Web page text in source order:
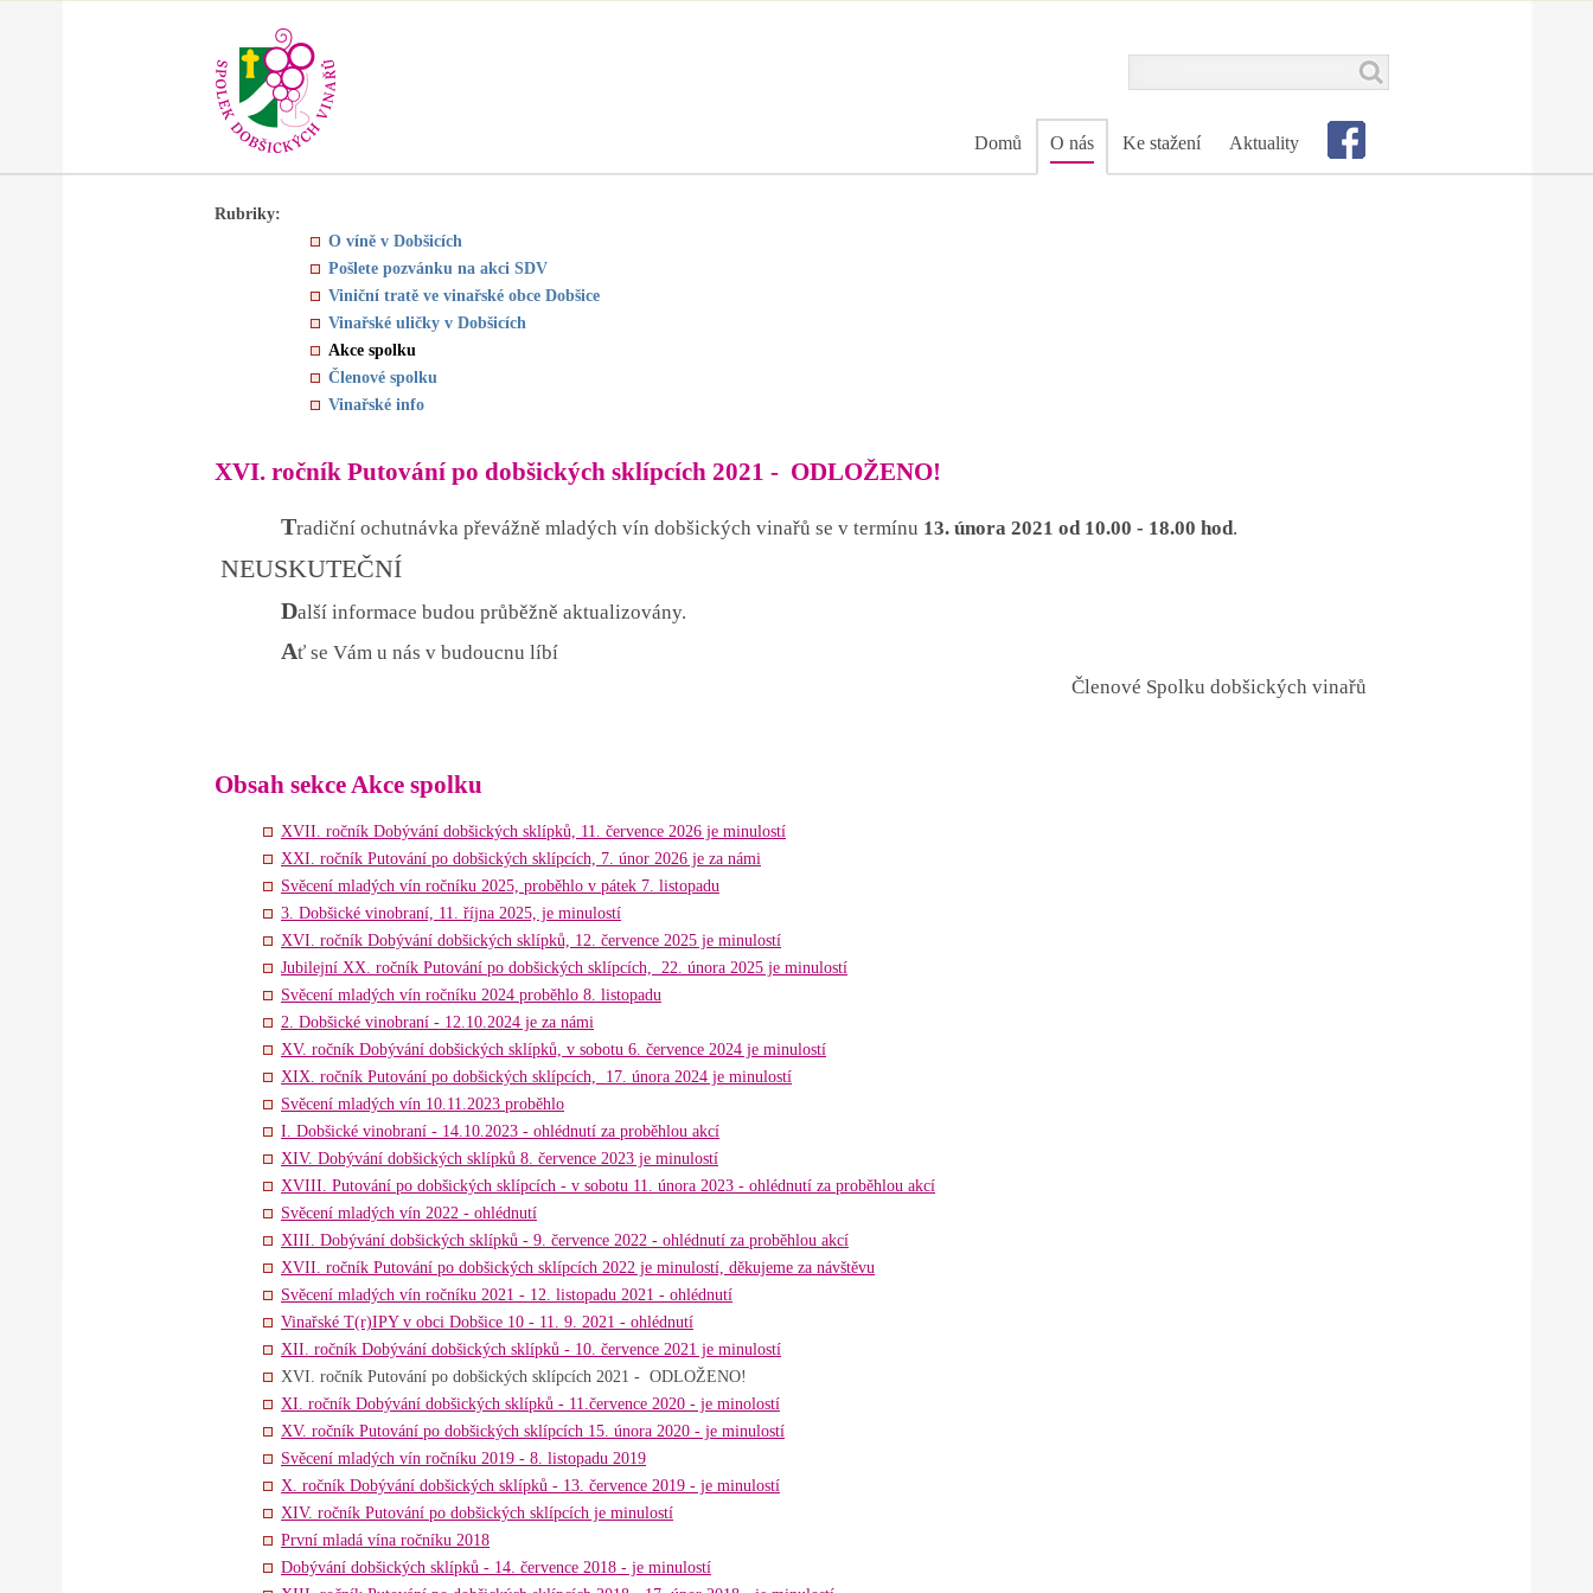
Domů O nás Ke stažení Aktuality
Rubriky:
O víně v Dobšicích
Pošlete pozvánku na akci SDV
Viniční tratě ve vinařské obce Dobšice
Vinařské uličky v Dobšicích
Akce spolku
Členové spolku
Vinařské info
XVI. ročník Putování po dobšických sklípcích 2021 - ODLOŽENO!
Tradiční ochutnávka převážně mladých vín dobšických vinařů se v termínu 13. února 2021 od 10.00 - 18.00 hod.
NEUSKUTEČNÍ
Další informace budou průběžně aktualizovány.
Ať se Vám u nás v budoucnu líbí
Členové Spolku dobšických vinařů
Obsah sekce Akce spolku
XVII. ročník Dobývání dobšických sklípků, 11. července 2026 je minulostí
XXI. ročník Putování po dobšických sklípcích, 7. únor 2026 je za námi
Svěcení mladých vín ročníku 2025, proběhlo v pátek 7. listopadu
3. Dobšické vinobraní, 11. října 2025, je minulostí
XVI. ročník Dobývání dobšických sklípků, 12. července 2025 je minulostí
Jubilejní XX. ročník Putování po dobšických sklípcích, 22. února 2025 je minulostí
Svěcení mladých vín ročníku 2024 proběhlo 8. listopadu
2. Dobšické vinobraní - 12.10.2024 je za námi
XV. ročník Dobývání dobšických sklípků, v sobotu 6. července 2024 je minulostí
XIX. ročník Putování po dobšických sklípcích, 17. února 2024 je minulostí
Svěcení mladých vín 10.11.2023 proběhlo
I. Dobšické vinobraní - 14.10.2023 - ohlédnutí za proběhlou akcí
XIV. Dobývání dobšických sklípků 8. července 2023 je minulostí
XVIII. Putování po dobšických sklípcích - v sobotu 11. února 2023 - ohlédnutí za proběhlou akcí
Svěcení mladých vín 2022 - ohlédnutí
XIII. Dobývání dobšických sklípků - 9. července 2022 - ohlédnutí za proběhlou akcí
XVII. ročník Putování po dobšických sklípcích 2022 je minulostí, děkujeme za návštěvu
Svěcení mladých vín ročníku 2021 - 12. listopadu 2021 - ohlédnutí
Vinařské T(r)IPY v obci Dobšice 10 - 11. 9. 2021 - ohlédnutí
XII. ročník Dobývání dobšických sklípků - 10. července 2021 je minulostí
XVI. ročník Putování po dobšických sklípcích 2021 - ODLOŽENO!
XI. ročník Dobývání dobšických sklípků - 11.července 2020 - je minolostí
XV. ročník Putování po dobšických sklípcích 15. února 2020 - je minulostí
Svěcení mladých vín ročníku 2019 - 8. listopadu 2019
X. ročník Dobývání dobšických sklípků - 13. července 2019 - je minulostí
XIV. ročník Putování po dobšických sklípcích je minulostí
První mladá vína ročníku 2018
Dobývání dobšických sklípků - 14. července 2018 - je minulostí